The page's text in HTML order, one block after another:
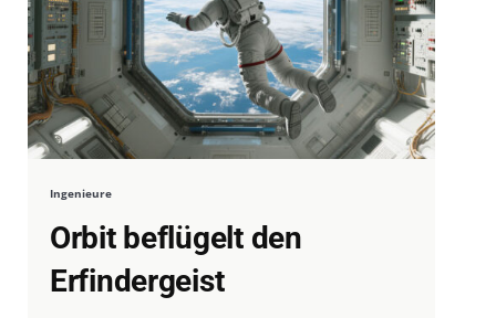
Ingenieure
Orbit beflügelt den
Erfindergeist